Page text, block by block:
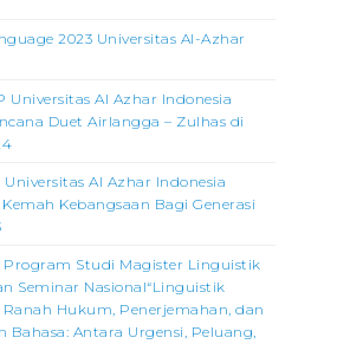
2023 Universitas Al-Azhar
Universitas Al Azhar Indonesia
Duet Airlangga – Zulhas di
Universitas Al Azhar Indonesia
Kebangsaan Bagi Generasi
Program Studi Magister Linguistik
Seminar Nasional“Linguistik
Hukum, Penerjemahan, dan
Bahasa: Antara Urgensi, Peluang,